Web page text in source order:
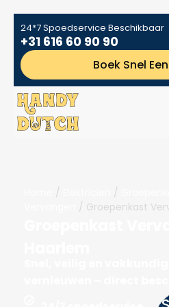
24*7 Spoedservice Beschikbaar
+31 616 60 90 90
Boek Snel
/ /
/ Groepenkast